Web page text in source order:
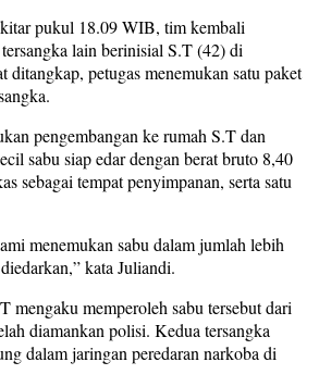
pukul 18.09 WIB, tim kembali
lain berinisial S.T (42) di
petugas menemukan satu paket
pengembangan ke rumah S.T dan
sabu siap edar dengan berat bruto 8,40
sebagai tempat penyimpanan, serta satu
menemukan sabu dalam jumlah lebih
kata Juliandi.
mengaku memperoleh sabu tersebut dari
diamankan polisi. Kedua tersangka
dalam jaringan peredaran narkoba di